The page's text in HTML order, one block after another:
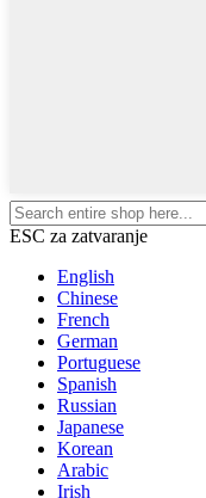
ESC za zatvaranje
English
Chinese
French
German
Portuguese
Spanish
Russian
Japanese
Korean
Arabic
Irish